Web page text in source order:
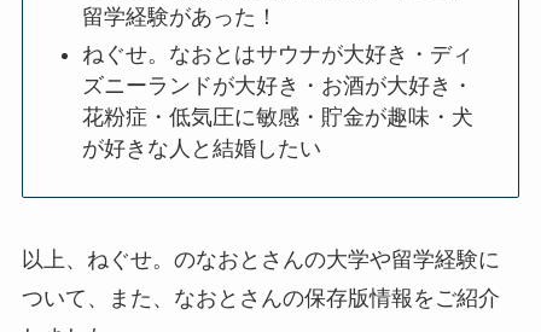
留学経験があった！
ねぐせ。なおとはサウナが大好き・ディ
ズニーランドが大好き・お酒が大好き・
花粉症・低気圧に敏感・貯金が趣味・犬
が好きな人と結婚したい
以上、ねぐせ。のなおとさんの大学や留学経験に
ついて、また、なおとさんの保存版情報をご紹介